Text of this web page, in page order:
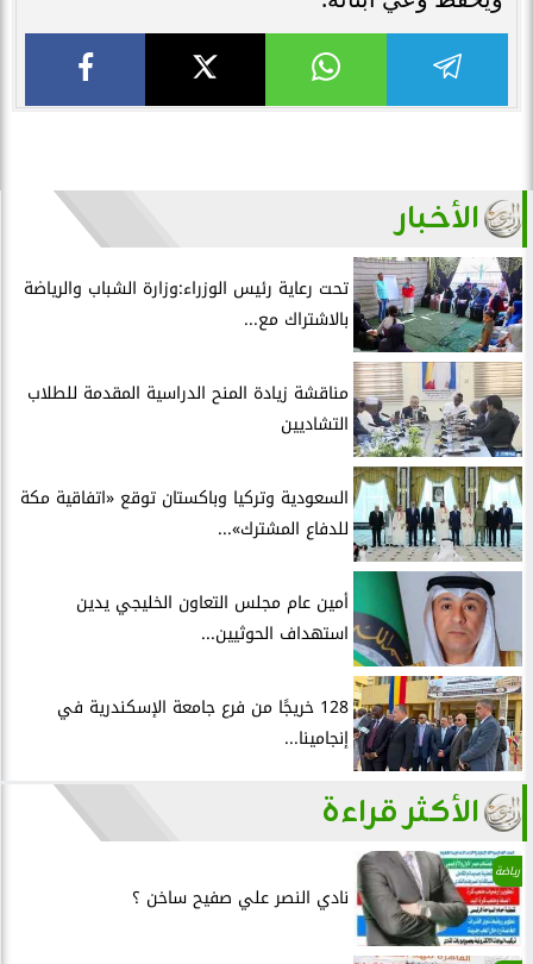
الأخبار
تحت رعاية رئيس الوزراء:وزارة الشباب والرياضة
بالاشتراك مع...
مناقشة زيادة المنح الدراسية المقدمة للطلاب
التشاديين
السعودية وتركيا وباكستان توقع «اتفاقية مكة
للدفاع المشترك»...
أمين عام مجلس التعاون الخليجي يدين
استهداف الحوثيين...
128 خريجًا من فرع جامعة الإسكندرية في
إنجامينا...
الأكثر قراءة
رياضة
نادي النصر علي صفيح ساخن ؟